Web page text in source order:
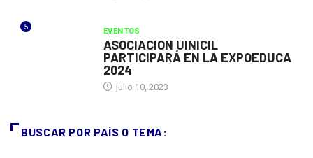
5 EVENTOS
ASOCIACION UINICIL
PARTICIPARÁ EN LA EXPOEDUCA
2024
julio 10, 2023
BUSCAR POR PAÍS O TEMA: